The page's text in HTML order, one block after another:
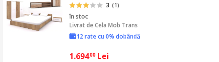
3 (1)
în stoc
Livrat deCela Mob Trans
12 rate cu 0% dobândă
1.69400 Lei